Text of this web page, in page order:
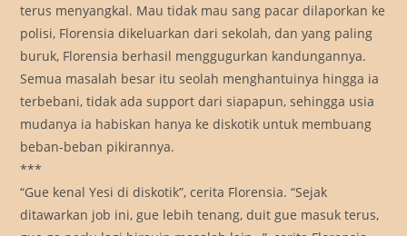
terus menyangkal. Mau tidak mau sang pacar dilaporkan ke
polisi, Florensia dikeluarkan dari sekolah, dan yang paling
buruk, Florensia berhasil menggugurkan kandungannya.
Semua masalah besar itu seolah menghantuinya hingga ia
terbebani, tidak ada support dari siapapun, sehingga usia
mudanya ia habiskan hanya ke diskotik untuk membuang
beban-beban pikirannya.
***
“Gue kenal Yesi di diskotik”, cerita Florensia. “Sejak
ditawarkan job ini, gue lebih tenang, duit gue masuk terus,